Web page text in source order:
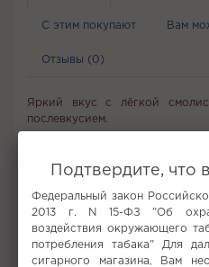
С этим покупают Вам
Отзывы (0)
Яркий вкус с лёгкой
послевкусием.
Не забудьте купить
Подтвердите, что
Федеральный закон
2013 г. N 15-ФЗ "Об
воздействия окружающего
потребления табака" Для
сигарного магазина, Вам